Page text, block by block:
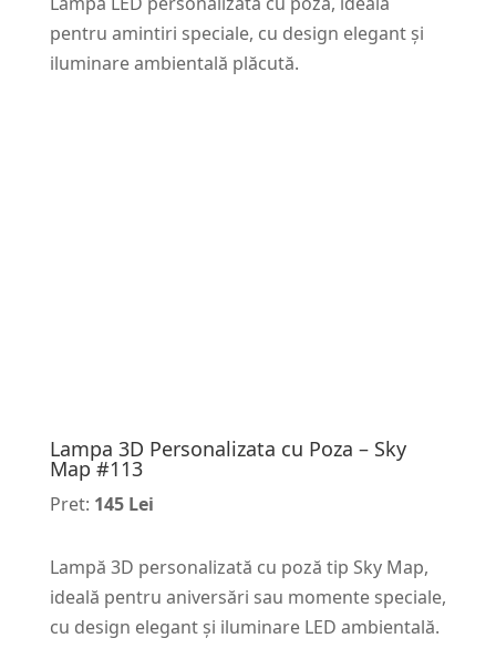
pentru amintiri speciale, cu design elegant și
iluminare ambientală plăcută.
Lampa 3D Personalizata cu Poza – Sky
Map #113
Pret: 145 Lei
Lampă 3D personalizată cu poză tip Sky Map,
ideală pentru aniversări sau momente speciale,
cu design elegant și iluminare LED ambientală.